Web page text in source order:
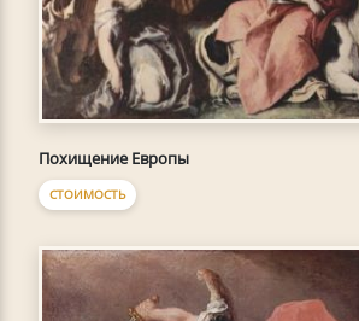
Похищение Европы
СТОИМОСТЬ